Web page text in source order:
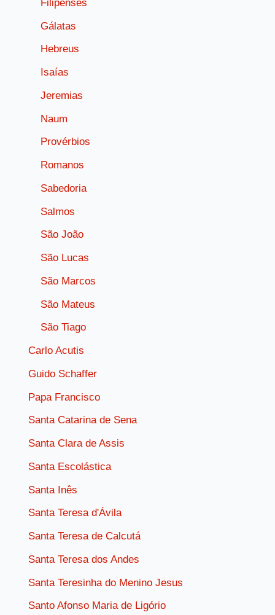
Filipenses
Gálatas
Hebreus
Isaías
Jeremias
Naum
Provérbios
Romanos
Sabedoria
Salmos
São João
São Lucas
São Marcos
São Mateus
São Tiago
Carlo Acutis
Guido Schaffer
Papa Francisco
Santa Catarina de Sena
Santa Clara de Assis
Santa Escolástica
Santa Inês
Santa Teresa d'Ávila
Santa Teresa de Calcutá
Santa Teresa dos Andes
Santa Teresinha do Menino Jesus
Santo Afonso Maria de Ligório